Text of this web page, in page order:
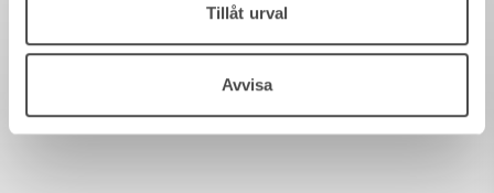
Tillåt urval
Avvisa